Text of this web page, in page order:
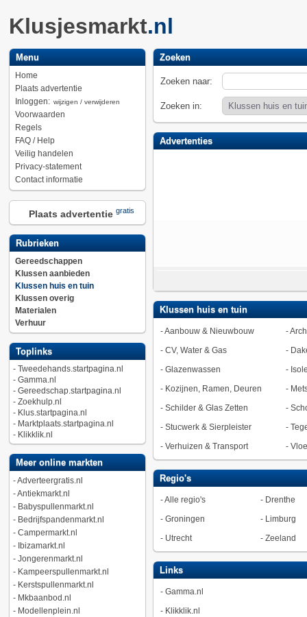
Klusjesmarkt.nl
Menu
Home
Plaats advertentie
Inloggen: wijzigen / verwijderen
Voorwaarden
Regels
FAQ / Help
Veilig handelen
Privacy-statement
Contact informatie
Plaats advertentie gratis
Rubrieken
Gereedschappen
Klussen aanbieden
Klussen huis en tuin
Klussen overig
Materialen
Verhuur
Toplinks
- Tweedehands.startpagina.nl
- Gamma.nl
- Gereedschap.startpagina.nl
- Zoekhulp.nl
- Klus.startpagina.nl
- Marktplaats.startpagina.nl
- Klikklik.nl
Meer online markten
-Adverteergratis.nl
-Antiekmarkt.nl
- Babyspullenmarkt.nl
- Bedrijfspandenmarkt.nl
- Campermarkt.nl
- Ibizamarkt.nl
- Jongerenmarkt.nl
- Kampeerspullenmarkt.nl
- Kerstspullenmarkt.nl
- Mkbaanbod.nl
- Modellenplein.nl
Zoeken
Zoeken naar:
Zoeken in:
Advertenties
Klussen huis en tuin
-Aanbouw & Nieuwbouw -
- CV, Water & Gas -
- Glazenwassen -
- Kozijnen, Ramen, Deuren -
- Schilder & Glas Zetten -
- Stucwerk & Sierpleister -
- Verhuizen & Transport -
Regio's
-Alle regio's - Drenthe
- Groningen - Limburg
- Utrecht - Zeeland
Links
- Gamma.nl
- Klikklik.nl